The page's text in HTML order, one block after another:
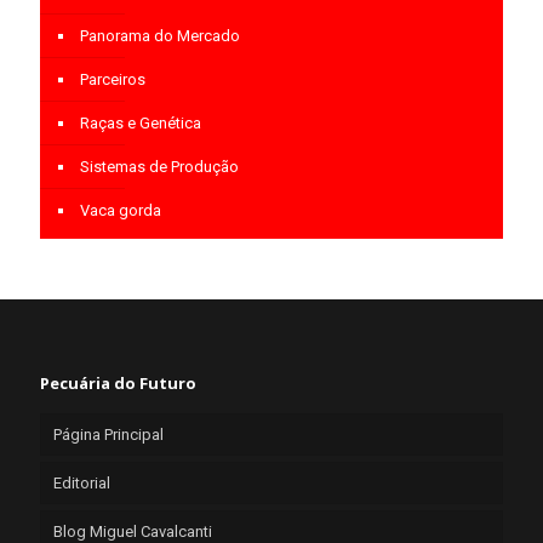
Panorama do Mercado
Parceiros
Raças e Genética
Sistemas de Produção
Vaca gorda
Pecuária do Futuro
Página Principal
Editorial
Blog Miguel Cavalcanti